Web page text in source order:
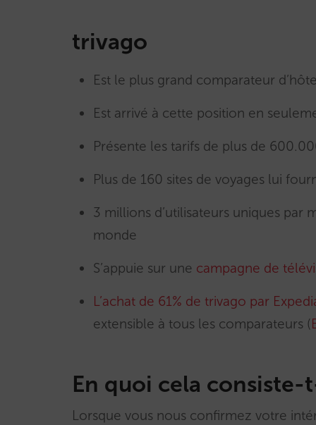
trivago
Est le plus grand comparateur
Est arrivé à cette position en
Présente les tarifs de plus de
Plus de 160 sites de voyages lui
3 millions d’utilisateurs uniques par
monde
S’appuie sur une campagne de
L’achat de 61% de trivago par
extensible à tous les comparateurs (
En quoi cela consiste-
Lorsque vous nous confirmez votre